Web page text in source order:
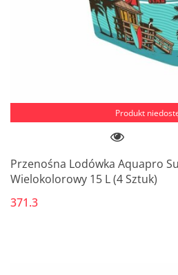
Produkt
Przenośna Lodówka Aquapro
Wielokolorowy 15 L (4 Sztuk)
371.3